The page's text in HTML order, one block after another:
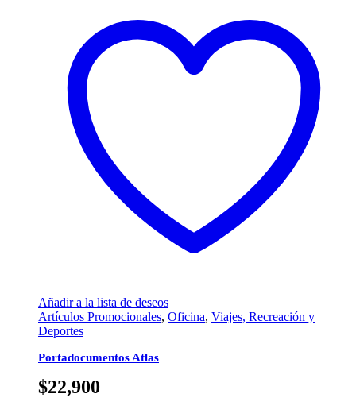
Añadir a la lista de deseos
Artículos Promocionales, Oficina, Viajes, Recreación y
Deportes
Portadocumentos Atlas
$22,900